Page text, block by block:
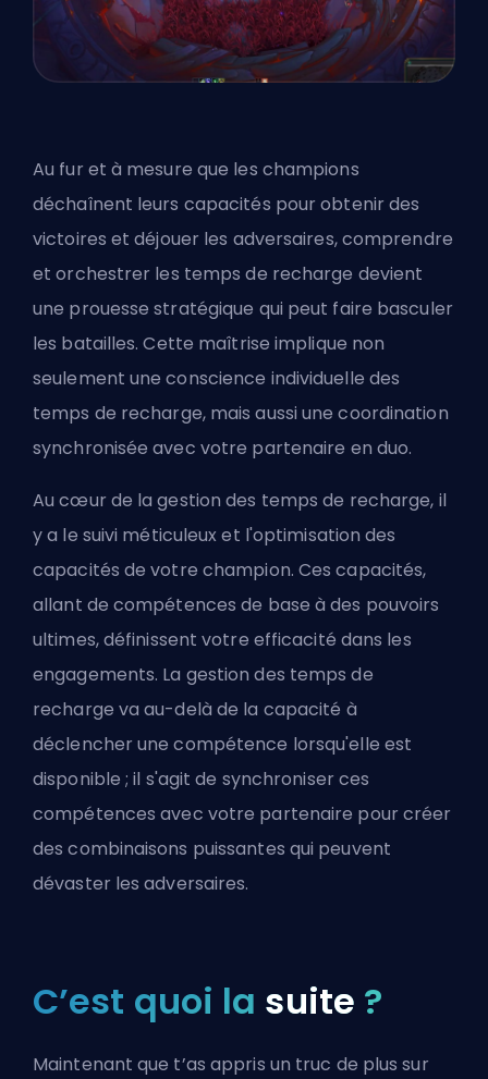
Au fur et à mesure que les champions
déchaînent leurs capacités pour obtenir des
victoires et déjouer les adversaires, comprendre
et orchestrer les temps de recharge devient
une prouesse stratégique qui peut faire basculer
les batailles. Cette maîtrise implique non
seulement une conscience individuelle des
temps de recharge, mais aussi une coordination
synchronisée avec votre partenaire en duo.
Au cœur de la gestion des temps de recharge, il
y a le suivi méticuleux et l'optimisation des
capacités de votre champion. Ces capacités,
allant de compétences de base à des pouvoirs
ultimes, définissent votre efficacité dans les
engagements. La gestion des temps de
recharge va au-delà de la capacité à
déclencher une compétence lorsqu'elle est
disponible ; il s'agit de synchroniser ces
compétences avec votre partenaire pour créer
des combinaisons puissantes qui peuvent
dévaster les adversaires.
C’est quoi la suite ?
Maintenant que t’as appris un truc de plus sur